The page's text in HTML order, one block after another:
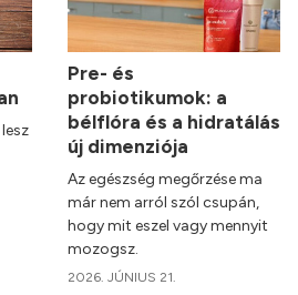
Pre- és
probiotikumok: a
bélflóra és a hidratálás
új dimenziója
Az egészség megőrzése ma
már nem arról szól csupán,
hogy mit eszel vagy mennyit
mozogsz.
2026. JÚNIUS 21.